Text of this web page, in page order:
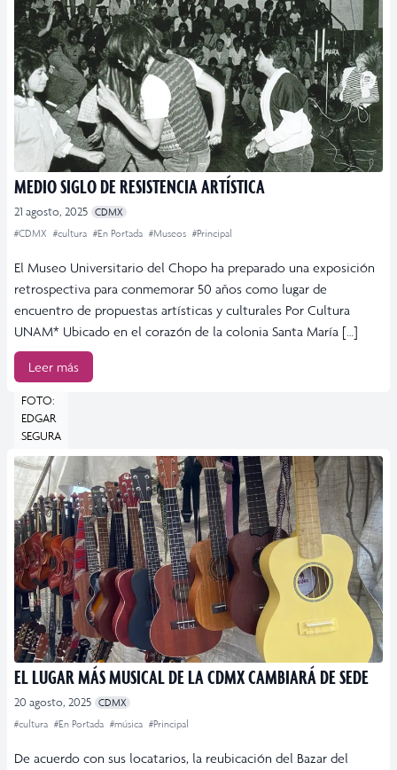
MEDIO SIGLO DE RESISTENCIA ARTÍSTICA
21 agosto, 2025 CDMX
#CDMX #cultura #En Portada #Museos #Principal
El Museo Universitario del Chopo ha preparado una exposición
retrospectiva para conmemorar 50 años como lugar de
encuentro de propuestas artísticas y culturales Por Cultura
UNAM* Ubicado en el corazón de la colonia Santa María […]
Leer más
FOTO:
EDGAR
SEGURA
EL LUGAR MÁS MUSICAL DE LA CDMX CAMBIARÁ DE SEDE
20 agosto, 2025 CDMX
#cultura #En Portada #música #Principal
De acuerdo con sus locatarios, la reubicación del Bazar del